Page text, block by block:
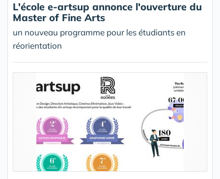
L'école e-artsup annonce l'ouverture du
Master of Fine Arts
un nouveau programme pour les étudiants en
réorientation